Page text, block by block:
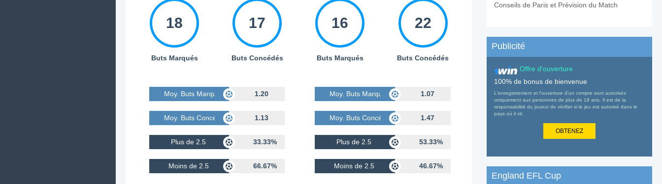
18
Buts Marqués
17
Buts Concédés
Moy. Buts Marqués 1.20
Moy. Buts Concédés 1.13
Plus de 2.5 33.33%
Moins de 2.5 66.67%
16
Buts Marqués
22
Buts Concédés
Moy. Buts Marqués 1.07
Moy. Buts Concédés 1.47
Plus de 2.5 53.33%
Moins de 2.5 46.67%
Conseils de Paris et Prévision du Match
Publicité
Offre d'ouverture
100% de bonus de bienvenue
L'enregistrement et l'ouverture d'un compte sont autorisés
uniquement aux personnes de plus de 18 ans. Il est de la
responsabilité du joueur de vérifier si le jeu est autorisé dans le
pays où il vit.
OBTENEZ
England EFL Cup